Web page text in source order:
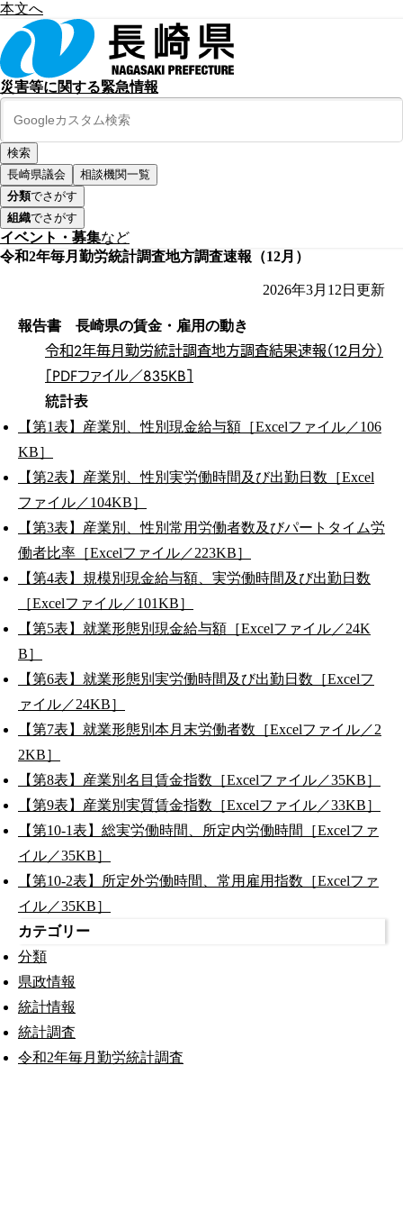
本文へ
災害等に関する緊急情報
長崎県議会
相談機関一覧
分類でさがす
組織でさがす
イベント・募集など
令和2年毎月勤労統計調査地方調査速報（12月）
2026年3月12日 更新
報告書 長崎県の賃金・雇用の動き
令和2年毎月勤労統計調査地方調査結果速報（12月分）
［PDFファイル／835KB］
統計表
【第1表】産業別、性別現金給与額［Excelファイル／106
KB］
【第2表】産業別、性別実労働時間及び出勤日数［Excel
ファイル／104KB］
【第3表】産業別、性別常用労働者数及びパートタイム労
働者比率［Excelファイル／223KB］
【第4表】規模別現金給与額、実労働時間及び出勤日数
［Excelファイル／101KB］
【第5表】就業形態別現金給与額［Excelファイル／24K
B］
【第6表】就業形態別実労働時間及び出勤日数［Excelフ
ァイル／24KB］
【第7表】就業形態別本月末労働者数［Excelファイル／2
2KB］
【第8表】産業別名目賃金指数［Excelファイル／35KB］
【第9表】産業別実質賃金指数［Excelファイル／33KB］
【第10-1表】総実労働時間、所定内労働時間［Excelファ
イル／35KB］
【第10-2表】所定外労働時間、常用雇用指数［Excelファ
イル／35KB］
カテゴリー
分類
県政情報
統計情報
統計調査
令和2年毎月勤労統計調査